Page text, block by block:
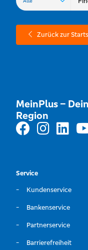
Zurück zur
MeinPlus –
Region
Service
Kundenservice
Bankenservice
Partnerservice
Barrierefreiheit